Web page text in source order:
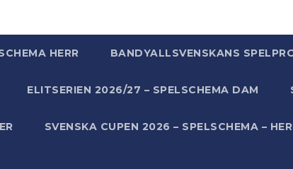
HERR BANDYALLSVENSKANS
ELITSERIEN 2026/27 – SPELSCHEMA DAM
SVENSKA CUPEN 2026 – SPELSCHEMA –